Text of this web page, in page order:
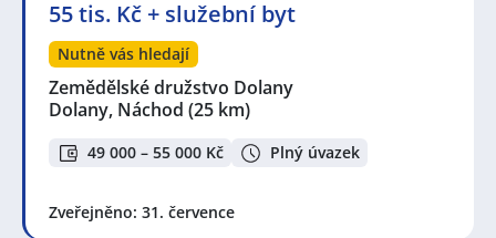
55 tis. Kč + služební byt
Nutně vás hledají
Zemědělské družstvo Dolany
Dolany, Náchod (25 km)
49 000 – 55 000 Kč Plný úvazek
Zveřejněno: 31. července